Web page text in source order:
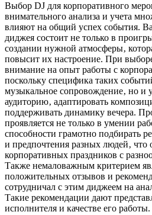
Выбор DJ для корпоративного
внимательного анализа и учета
влияют на общий успех события.
диджея состоит не только в
создании нужной атмосферы‚
повысит их настроение. При
внимание на опыт работы с
поскольку специфика таких
музыкальное сопровождение‚ но и
аудиторию‚ адаптировать
поддерживать динамику вечера.
проявляется не только в умении
способности грамотно подбирать
и предпочтения разных людей‚ что
корпоративных праздников с
Также немаловажным критерием
положительных отзывов и
сотрудничал с этим диджеем на
Такие рекомендации дают
исполнителя и качестве его